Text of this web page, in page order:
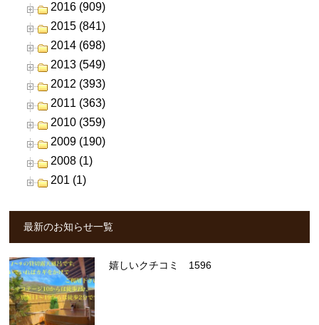
2016 (909)
2015 (841)
2014 (698)
2013 (549)
2012 (393)
2011 (363)
2010 (359)
2009 (190)
2008 (1)
201 (1)
最新のお知らせ一覧
嬉しいクチコミ 1596